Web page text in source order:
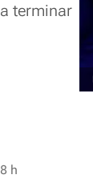
terminar
h